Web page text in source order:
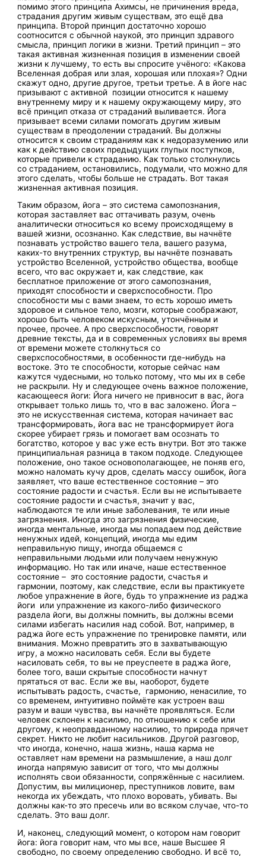
помимо этого принципа Ахимсы, не причинения вреда,
страдания другим живым существам, это ещё два
принципа. Второй принцип достаточно хорошо
соотносится с обычной наукой, это принцип здравого
смысла, принцип логики в жизни. Третий принцип – это
такая активная жизненная позиция в изменении своей
жизни к лучшему, то есть вы спросите учёного: «Какова
Вселенная добрая или злая, хорошая или плохая»? Одни
скажут одно, другие другое, третьи третье. А в йоге нас
призывают с активной позиции относится к нашему
внутреннему миру и к нашему окружающему миру, это
всё принцип отказа от страданий выливается. Йога
призывает всеми силами помогать другим живым
существам в преодолении страданий. Вы должны
относится к своим страданиям как к недоразумению или
как к действию своих предыдущих глупых поступков,
которые привели к страданию. Как только столкнулись
со страданием, остановились, подумали, что можно для
этого сделать, чтобы больше не страдать. Вот такая
жизненная активная позиция.
Таким образом, йога – это система самопознания,
которая заставляет вас оттачивать разум, очень
аналитически относиться ко всему происходящему в
вашей жизни, осознанно. Как следствие, вы начнёте
познавать устройство вашего тела, вашего разума,
каких-то внутренних структур, вы начнёте познавать
устройство Вселенной, устройство общества, вообще
всего, что вас окружает и, как следствие, как
бесплатное приложение от этого самопознания,
приходят способности и сверхспособности. Про
способности мы с вами знаем, то есть хорошо иметь
здоровое и сильное тело, мозги, которые соображают,
хорошо быть человеком искусным, утончённым и
прочее, прочее. А про сверхспособности, говорят
древние тексты, да и в современных условиях вы время
от времени можете столкнуться со
сверхспособностями, в особенности где-нибудь на
востоке. Это те способности, которые сейчас нам
кажутся чудесными, но только потому, что мы их в себе
не раскрыли. Ну и следующее очень важное положение,
касающееся йоги: Йога ничего не привносит в вас, йога
открывает только лишь то, что в вас заложено. Йога –
это не искусственная система, которая начинает вас
трансформировать, йога вас не трансформирует йога
скорее убирает грязь и помогает вам осознать то
богатство, которое у вас уже есть внутри. Вот это также
принципиальная разница в таком подходе. Следующее
положение, оно такое основополагающее, не поняв его,
можно наломать кучу дров, сделать массу ошибок, йога
заявляет, что ваше естественное состояние – это
состояние радости и счастья. Если вы не испытываете
состояние радости и счастья, значит у вас,
наблюдаются те или иные заболевания, те или иные
загрязнения. Иногда это загрязнения физические,
иногда ментальные, иногда мы попадаем под действие
ненужных идей, концепций, иногда мы едим
неправильную пищу, иногда общаемся с
неправильными людьми или получаем ненужную
информацию. Но так или иначе, наше естественное
состояние – это состояние радости, счастья и
гармонии, поэтому, как следствие, если вы практикуете
любое упражнение в йоге, будь то упражнение из раджа
йоги или упражнение из какого-либо физического
раздела йоги, вы должны помнить, вы должны всеми
силами избегать насилия над собой. Вот, например, в
раджа йоге есть упражнение по тренировке памяти, или
внимания. Можно превратить это в захватывающую
игру, а можно насиловать себя. Если вы будете
насиловать себя, то вы не преуспеете в раджа йоге,
более того, ваши скрытые способности начнут
прятаться от вас. Если же вы, наоборот, будете
испытывать радость, счастье, гармонию, ненасилие, то
со временем, интуитивно поймёте как устроен ваш
разум и ваши чувства, вы начнёте проявляться. Если
человек склонен к насилию, по отношению к себе или
другому, к неоправданному насилию, то природа прячет
секрет. Никто не любит насильников. Другой разговор,
что иногда, конечно, наша жизнь, наша карма не
оставляет нам времени на размышление, а наш долг
иногда напрямую зависит от того, что мы должны
исполнять свои обязанности, сопряжённые с насилием.
Допустим, вы милиционер, преступников ловите, вам
некогда их убеждать, что плохо воровать, убивать. Вы
должны как-то это пресечь или во всяком случае, что-то
сделать. Это ваш долг.
И, наконец, следующий момент, о котором нам говорит
йога: йога говорит нам, что мы все, наше Высшее Я
свободно, по своему определению свободно. И всё то,